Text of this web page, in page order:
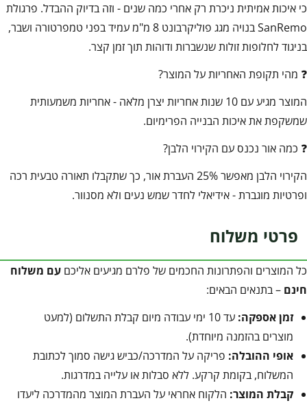
כי איכות אמיתית ניכרת רק אחרי כמה שנים - וזה בדיוק ההבדל. פרגולת
SanRemo בנויה מגג פוליקרבונט 8 מ"מ עמיד בפני טמפרטורה ושבר,
בניגוד לחלופות זולות שנשברות ודוהות תוך זמן קצר.
❓ מהי תקופת האחריות על המוצר?
המוצר מגיע עם 10 שנות אחריות יצרן מלאה - אחריות משמעותית
שמשקפת את איכות הבנייה הפרימיום.
❓ כמה אור נכנס עם הקירוי הלבן?
הקירוי הלבן מאפשר 25% העברת אור, כך שתקבלו תאורה טבעית רכה
ופרטיות מוגברת - אידיאלי לחדר שמש נעים ולא מסנוור.
פרטי משלוח
כל המוצרים והפתרונות החכמים של פלרם מגיעים אליכם עם משלוח
חינם – בתנאים הבאים:
זמן אספקה:
עד 10 ימי עבודה מיום קבלת התשלום (למעט
מוצרים בהזמנה מיוחדת).
אופי ההובלה: פריקה על המדרכה/כביש גישה סמוך לכתובת
המשלוח, בקומת קרקע. ללא סבלות או עלייה במדרגות.
קבלת המוצר: הלקוח אחראי על העברת המוצר מהמדרכה ליעדו